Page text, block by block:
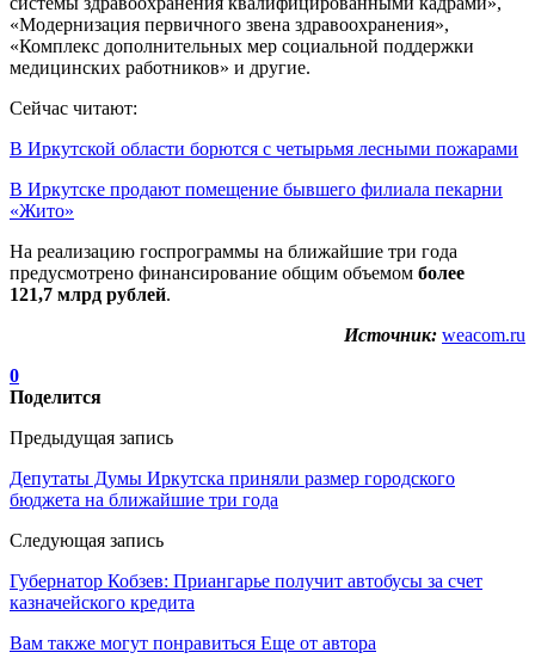
«Модернизация первичного звена здравоохранения»,
«Комплекс дополнительных мер социальной поддержки
медицинских работников» и другие.
Сейчас читают:
В Иркутской области борются с четырьмя лесными пожарами
В Иркутске продают помещение бывшего филиала пекарни
«Жито»
На реализацию госпрограммы на ближайшие три года
предусмотрено финансирование общим объемом более
121,7 млрд рублей.
Источник: weacom.ru
0
Поделится
Предыдущая запись
Депутаты Думы Иркутска приняли размер городского
бюджета на ближайшие три года
Следующая запись
Губернатор Кобзев: Приангарье получит автобусы за счет
казначейского кредита
Вам также могут понравиться Еще от автора